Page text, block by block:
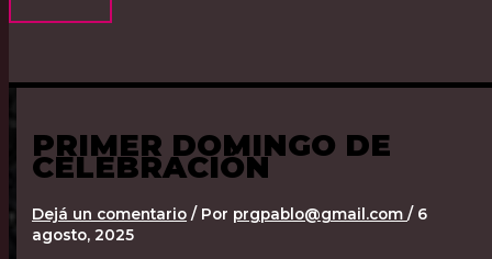
PRIMER DOMINGO DE
CELEBRACIÓN
Dejá un comentario / Por prgpablo@gmail.com/ 6
agosto, 2025